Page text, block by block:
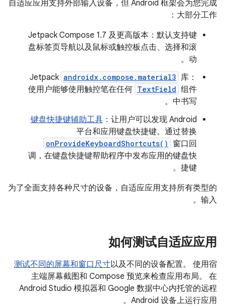
自适应应用支持外部输入设备，但 Android 框架会为您完成
大部分工作：
Jetpack Compose 1.7 及更高版本：默认支持键
盘标签页导航以及鼠标或触控板点击、选择和滚
动。
Jetpack androidx.compose.material3
库：
使用户能够使用触控笔在任何 TextField 组件
中书写。
键盘快捷键辅助工具 ：让用户可以发现 Android
平台和应用键盘快捷键。通过替换
onProvideKeyboardShortcuts()
窗口回
调，在键盘快捷键帮助程序中发布应用的键盘快
捷键。
为了全面支持各种尺寸的设备，自适应应用支持所有类型的
输入。
如何测试自适应应用
测试不同的屏幕和窗口尺寸以及不同的设备配置。 使用宿
主端屏幕截图和 Compose 预览来检查应用布局。 在
Android Studio 模拟器和 Google 数据中心内托管的远程
Android 设备上运行应用。